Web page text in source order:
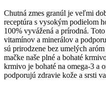
Chutná zmes granúl je veľmi
receptúra s vysokým podielom
100% vyvážená a prírodná.
vitamínov a minerálov a
sú prirodzene bez umelých
mačke naše plné a bohaté
krmivo je bohaté na omega-3 a
podporujú zdravie kože a srsti